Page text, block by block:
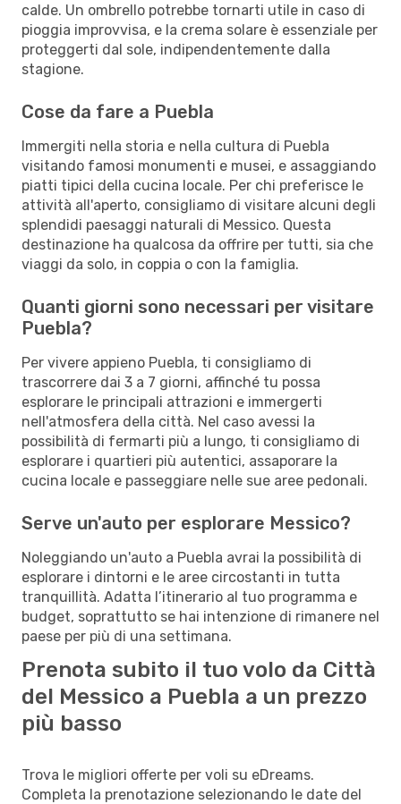
calde. Un ombrello potrebbe tornarti utile in caso di
pioggia improvvisa, e la crema solare è essenziale per
proteggerti dal sole, indipendentemente dalla
stagione.
Cose da fare a Puebla
Immergiti nella storia e nella cultura di Puebla
visitando famosi monumenti e musei, e assaggiando
piatti tipici della cucina locale. Per chi preferisce le
attività all'aperto, consigliamo di visitare alcuni degli
splendidi paesaggi naturali di Messico. Questa
destinazione ha qualcosa da offrire per tutti, sia che
viaggi da solo, in coppia o con la famiglia.
Quanti giorni sono necessari per visitare
Puebla?
Per vivere appieno Puebla, ti consigliamo di
trascorrere dai 3 a 7 giorni, affinché tu possa
esplorare le principali attrazioni e immergerti
nell'atmosfera della città. Nel caso avessi la
possibilità di fermarti più a lungo, ti consigliamo di
esplorare i quartieri più autentici, assaporare la
cucina locale e passeggiare nelle sue aree pedonali.
Serve un'auto per esplorare Messico?
Noleggiando un'auto a Puebla avrai la possibilità di
esplorare i dintorni e le aree circostanti in tutta
tranquillità. Adatta l’itinerario al tuo programma e
budget, soprattutto se hai intenzione di rimanere nel
paese per più di una settimana.
Prenota subito il tuo volo da Città
del Messico a Puebla a un prezzo
più basso
Trova le migliori offerte per voli su eDreams.
Completa la prenotazione selezionando le date del